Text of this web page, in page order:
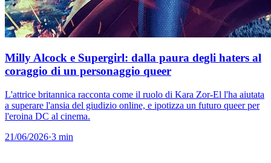
Milly Alcock e Supergirl: dalla paura degli haters al
coraggio di un personaggio queer
L'attrice britannica racconta come il ruolo di Kara Zor-El l'ha aiutata
a superare l'ansia del giudizio online, e ipotizza un futuro queer per
l'eroina DC al cinema.
21/06/2026·3 min